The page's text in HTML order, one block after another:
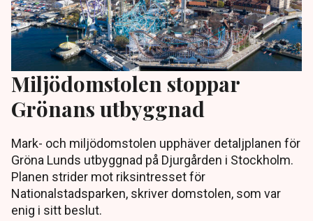
Miljödomstolen stoppar
Grönans utbyggnad
Mark- och miljödomstolen upphäver detaljplanen för
Gröna Lunds utbyggnad på Djurgården i Stockholm.
Planen strider mot riksintresset för
Nationalstadsparken, skriver domstolen, som var
enig i sitt beslut.